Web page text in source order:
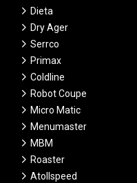
Dieta
Dry Ager
Serrco
Primax
Coldline
Robot Coupe
Micro Matic
Menumaster
MBM
Roaster
Atollspeed